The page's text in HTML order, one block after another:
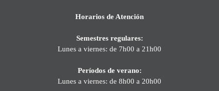
Horarios de Atención
Semestres regulares:
Lunes a viernes: de 7h00 a 21h00
Períodos de verano:
Lunes a viernes: de 8h00 a 20h00